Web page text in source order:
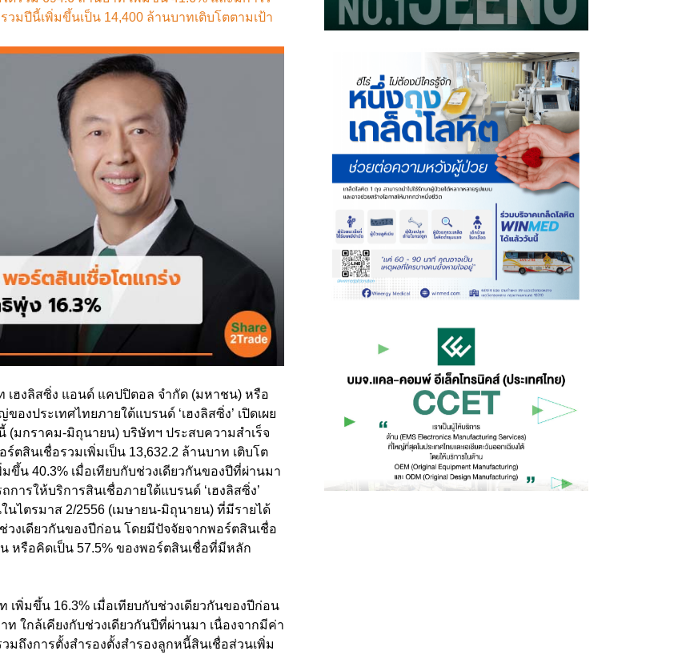
มปีนี้เพิ่มขึ้นเป็น 14,400 ล้านบาทเติบโตตามเป้า
เฮงลิสซิ่ง แอนด์ แคปปิตอล จำกัด (มหาชน) หรือ
งประเทศไทยภายใต้แบรนด์ ‘เฮงลิสซิ่ง’ เปิดเผย
(มกราคม-มิถุนายน) บริษัทฯ ประสบความสำเร็จ
ตสินเชื่อรวมเพิ่มเป็น 13,632.2 ล้านบาท เติบโต
ขึ้น 40.3% เมื่อเทียบกับช่วงเดียวกันของปีที่ผ่านมา
ารให้บริการสินเชื่อภายใต้แบรนด์ ‘เฮงลิสซิ่ง’
นไตรมาส 2/2556 (เมษายน-มิถุนายน) ที่มีรายได้
วงเดียวกันของปีก่อน โดยมีปัจจัยจากพอร์ตสินเชื่อ
หรือคิดเป็น 57.5% ของพอร์ตสินเชื่อที่มีหลัก
พิ่มขึ้น 16.3% เมื่อเทียบกับช่วงเดียวกันของปีก่อน
ใกล้เคียงกับช่วงเดียวกันปีที่ผ่านมา เนื่องจากมีค่า
ถึงการตั้งสำรองตั้งสำรองลูกหนี้สินเชื่อส่วนเพิ่ม